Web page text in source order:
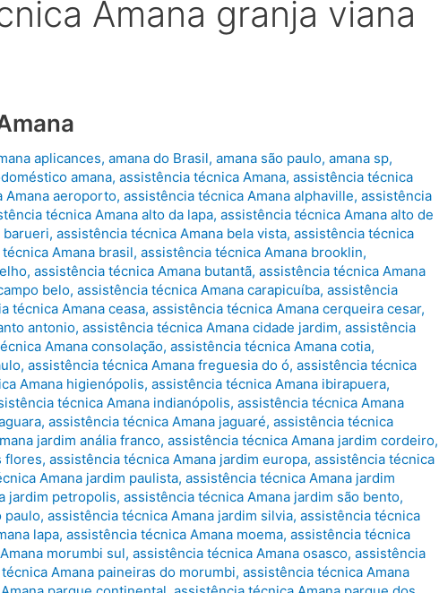
Amana granja viana
aplicances, amana do Brasil, amana são paulo, amana sp,
amana, assistência técnica Amana, assistência técnica
Amana aeroporto, assistência técnica Amana alphaville, assistência
técnica Amana alto da lapa, assistência técnica Amana alto de
barueri, assistência técnica Amana bela vista, assistência técnica
Amana brasil, assistência técnica Amana brooklin,
, assistência técnica Amana butantã, assistência técnica Amana
belo, assistência técnica Amana carapicuíba, assistência
técnica Amana ceasa, assistência técnica Amana cerqueira cesar,
antonio, assistência técnica Amana cidade jardim, assistência
Amana consolação, assistência técnica Amana cotia,
, assistência técnica Amana freguesia do ó, assistência técnica
Amana higienópolis, assistência técnica Amana ibirapuera,
técnica Amana indianópolis, assistência técnica Amana
, assistência técnica Amana jaguaré, assistência técnica
jardim anália franco, assistência técnica Amana jardim cordeiro,
flores, assistência técnica Amana jardim europa, assistência técnica
Amana jardim paulista, assistência técnica Amana jardim
jardim petropolis, assistência técnica Amana jardim são bento,
paulo, assistência técnica Amana jardim silvia, assistência técnica
lapa, assistência técnica Amana moema, assistência técnica
morumbi sul, assistência técnica Amana osasco, assistência
Amana paineiras do morumbi, assistência técnica Amana